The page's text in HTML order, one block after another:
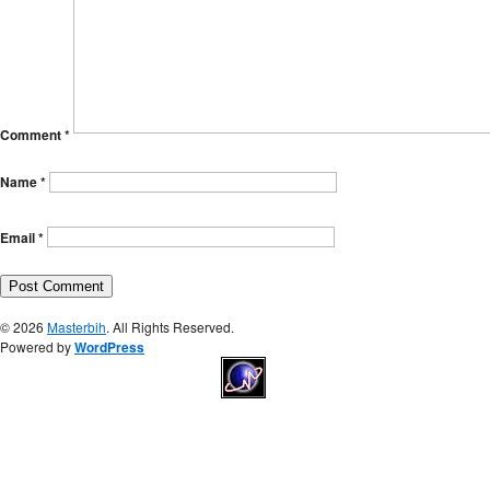
Comment*
Name*
Email*
© 2026 Masterbih. All Rights Reserved.
Powered byWordPress